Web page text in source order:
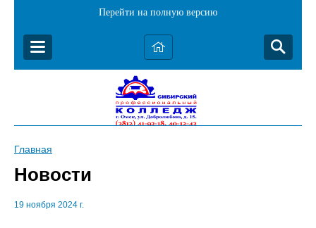
Перейти на полную версию
Главная
Новости
19 ноября 2024 г.